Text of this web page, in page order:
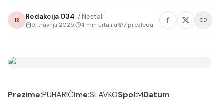
R Redakcija 034 / Nestali
9. travnja 2025. 4 min čitanja 7 pregleda
Prezime:PUHARIĆIme:SLAVKOSpol:MDatum